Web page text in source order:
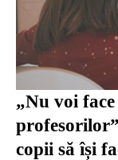
„Nu voi
copii să își